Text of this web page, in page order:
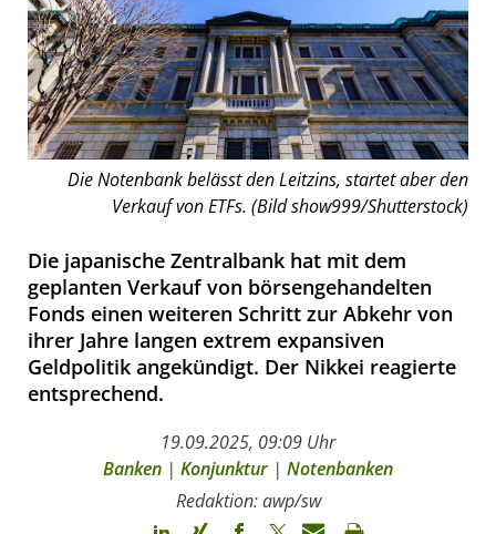
Die Notenbank belässt den Leitzins, startet aber den
Verkauf von ETFs. (Bild show999/Shutterstock)
Die japanische Zentralbank hat mit dem
geplanten Verkauf von börsengehandelten
Fonds einen weiteren Schritt zur Abkehr von
ihrer Jahre langen extrem expansiven
Geldpolitik angekündigt. Der Nikkei reagierte
entsprechend.
19.09.2025, 09:09 Uhr
Banken | Konjunktur | Notenbanken
Redaktion: awp/sw